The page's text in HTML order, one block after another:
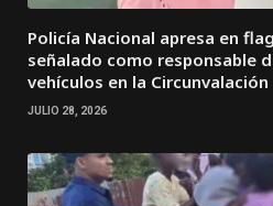
Policía Nacional apresa en
señalado como responsable
vehículos en la Circunvalación
JULIO 28, 2026